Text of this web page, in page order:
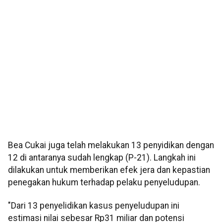
Bea Cukai juga telah melakukan 13 penyidikan dengan
12 di antaranya sudah lengkap (P-21). Langkah ini
dilakukan untuk memberikan efek jera dan kepastian
penegakan hukum terhadap pelaku penyeludupan.
"Dari 13 penyelidikan kasus penyeludupan ini
estimasi nilai sebesar Rp31 miliar dan potensi